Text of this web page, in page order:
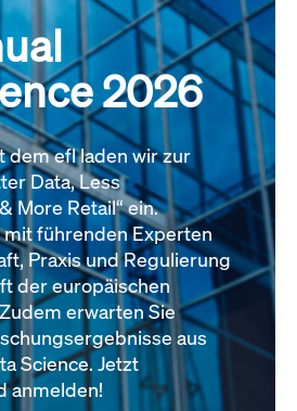
2026
dem efl laden wir zur
Data, Less
More Retail“ ein.
führenden Experten
Praxis und Regulierung
der europäischen
erwarten Sie
aus
Science. Jetzt
anmelden!